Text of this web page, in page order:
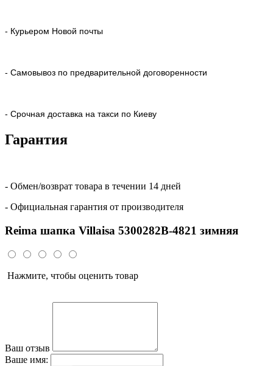
- Курьером Новой почты
- Самовывоз по предварительной договоренности
- Срочная доставка на такси по Киеву
Гарантия
- Обмен/возврат товара в течении 14 дней
- Официальная гарантия от производителя
Reima шапка Villaisa 5300282B-4821 зимняя
Нажмите, чтобы оценить товар
Ваш отзыв
Ваше имя: